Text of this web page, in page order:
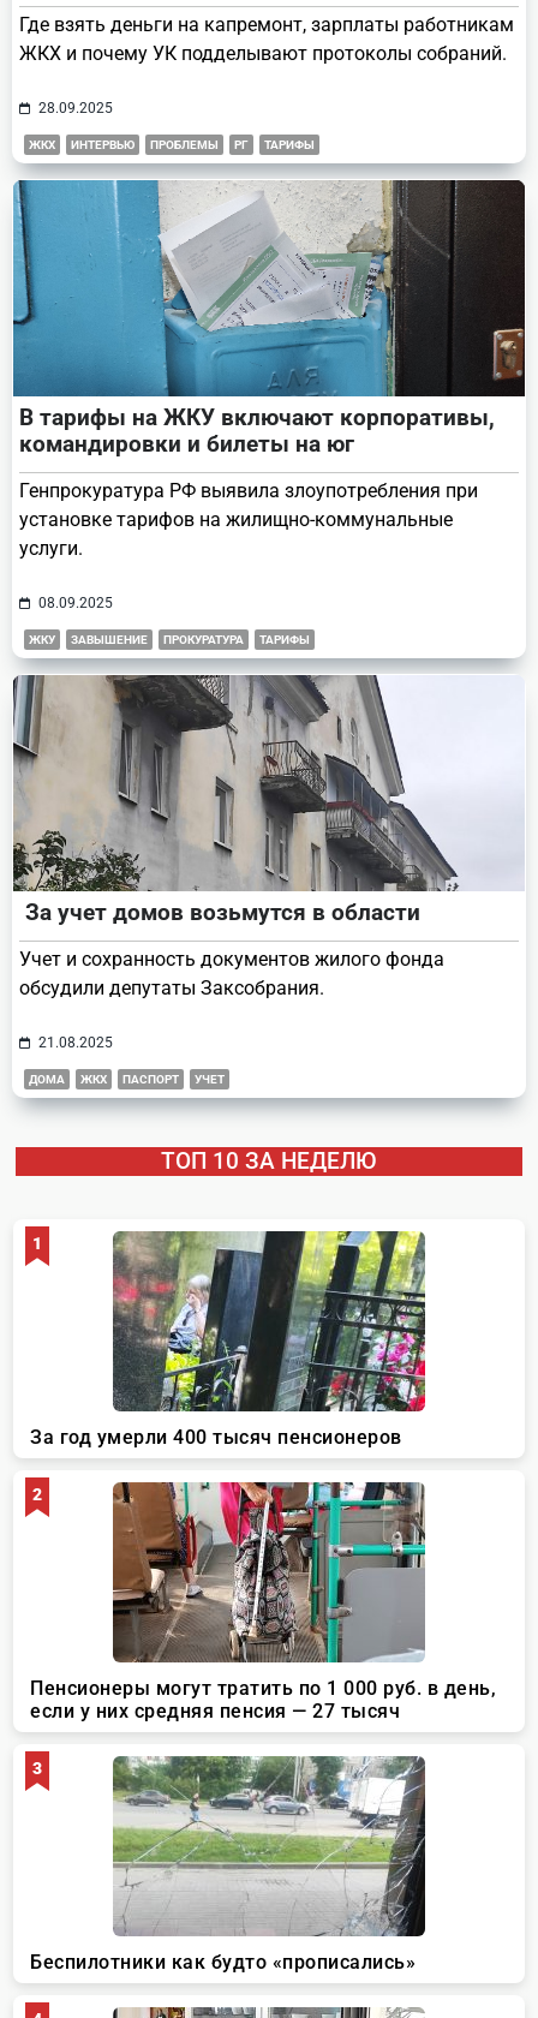
Где взять деньги на капремонт, зарплаты работникам
ЖКХ и почему УК подделывают протоколы собраний.
28.09.2025
ЖКХ ИНТЕРВЬЮ ПРОБЛЕМЫ РГ ТАРИФЫ
В тарифы на ЖКУ включают корпоративы,
командировки и билеты на юг
Генпрокуратура РФ выявила злоупотребления при
установке тарифов на жилищно-коммунальные
услуги.
08.09.2025
ЖКУ ЗАВЫШЕНИЕ ПРОКУРАТУРА ТАРИФЫ
За учет домов возьмутся в области
Учет и сохранность документов жилого фонда
обсудили депутаты Заксобрания.
21.08.2025
ДОМА ЖКХ ПАСПОРТ УЧЕТ
ТОП 10 ЗА НЕДЕЛЮ